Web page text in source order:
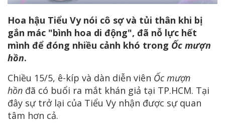
Hoa hậu Tiểu Vy nói cô sợ và tủi thân khi bị
gắn mác "bình hoa di động", đã nỗ lực hết
mình để đóng nhiều cảnh khó trong Ốc mượn
hồn.
Chiều 15/5, ê-kíp và dàn diễn viên Ốc mượn
hồn đã có buổi ra mắt khán giả tại TP.HCM. Tại
đây sự trở lại của Tiểu Vy nhận được sự quan
tâm hơn cả.